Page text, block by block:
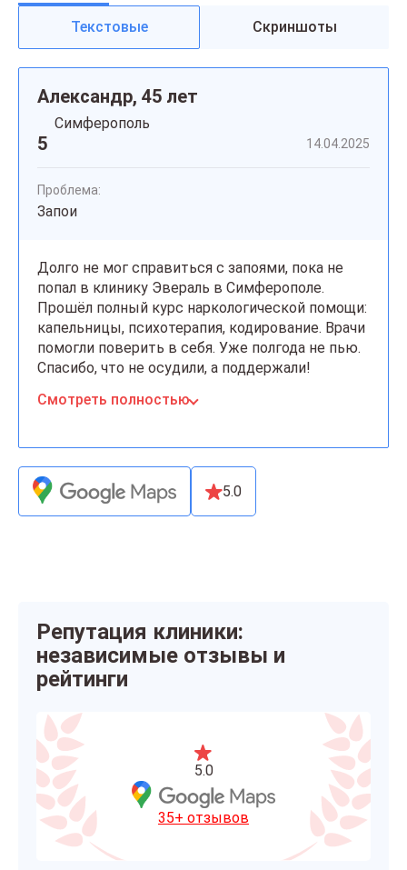
Текстовые Скриншоты
Александр, 45 лет
5
Симферополь
14.04.2025
Проблема:
Запои
Долго не мог справиться с запоями, пока не
попал в клинику Эвераль в Симферополе.
Прошёл полный курс наркологической помощи:
капельницы, психотерапия, кодирование. Врачи
помогли поверить в себя. Уже полгода не пью.
Спасибо, что не осудили, а поддержали!
Смотреть полностью
5.0
Репутация клиники:
независимые отзывы и
рейтинги
5.0
35+ отзывов